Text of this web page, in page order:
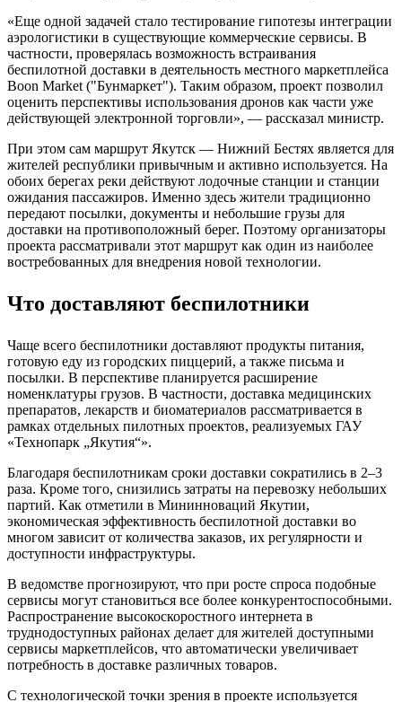
«Еще одной задачей стало тестирование гипотезы интеграции
аэрологистики в существующие коммерческие сервисы. В
частности, проверялась возможность встраивания
беспилотной доставки в деятельность местного маркетплейса
Boon Market ("Бунмаркет"). Таким образом, проект позволил
оценить перспективы использования дронов как части уже
действующей электронной торговли», — рассказал министр.
При этом сам маршрут Якутск — Нижний Бестях является для
жителей республики привычным и активно используется. На
обоих берегах реки действуют лодочные станции и станции
ожидания пассажиров. Именно здесь жители традиционно
передают посылки, документы и небольшие грузы для
доставки на противоположный берег. Поэтому организаторы
проекта рассматривали этот маршрут как один из наиболее
востребованных для внедрения новой технологии.
Что доставляют беспилотники
Чаще всего беспилотники доставляют продукты питания,
готовую еду из городских пиццерий, а также письма и
посылки. В перспективе планируется расширение
номенклатуры грузов. В частности, доставка медицинских
препаратов, лекарств и биоматериалов рассматривается в
рамках отдельных пилотных проектов, реализуемых ГАУ
«Технопарк „Якутия“».
Благодаря беспилотникам сроки доставки сократились в 2–3
раза. Кроме того, снизились затраты на перевозку небольших
партий. Как отметили в Мининноваций Якутии,
экономическая эффективность беспилотной доставки во
многом зависит от количества заказов, их регулярности и
доступности инфраструктуры.
В ведомстве прогнозируют, что при росте спроса подобные
сервисы могут становиться все более конкурентоспособными.
Распространение высокоскоростного интернета в
труднодоступных районах делает для жителей доступными
сервисы маркетплейсов, что автоматически увеличивает
потребность в доставке различных товаров.
С технологической точки зрения в проекте используется